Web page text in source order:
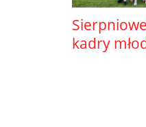
kadry